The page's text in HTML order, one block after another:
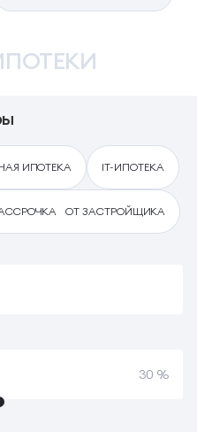
ИПОТЕКА IT-ИПОТЕКА
ОТ ЗАСТРОЙЩИКА
30 %